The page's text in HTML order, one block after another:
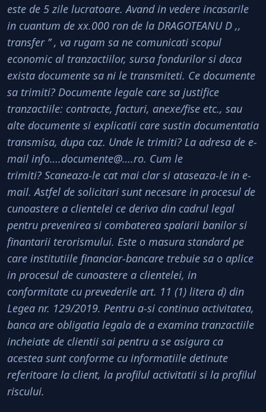
este de 5 zile lucratoare. Avand in vedere incasarile
in cuantum de xx.000 ron de la DRAGOTEANU D ,,
transfer ’’ , va rugam sa ne comunicati scopul
economic al tranzactiilor, sursa fondurilor si daca
exista documente sa ni le transmiteti. Ce documente
sa trimiti? Documente legale care sa justifice
tranzactiile: contracte, facturi, anexe/fise etc., sau
alte documente si explicatii care sustin documentatia
transmisa, dupa caz. Unde le trimiti? La adresa de e-
mail info….documente@….ro. Cum le
trimiti? Scaneaza-le cat mai clar si ataseaza-le in e-
mail. Astfel de solicitari sunt necesare in procesul de
cunoastere a clientelei ce deriva din cadrul legal
pentru prevenirea si combaterea spalarii banilor si
finantarii terorismului. Este o masura standard pe
care institutiile financiar-bancare trebuie sa o aplice
in procesul de cunoastere a clientelei, in
conformitate cu prevederile art. 11 (1) litera d) din
Legea nr. 129/2019. Pentru a-si continua activitatea,
banca are obligatia legala de a examina tranzactiile
incheiate de clientii sai pentru a se asigura ca
acestea sunt conforme cu informatiile detinute
referitoare la client, la profilul activitatii si la profilul
riscului.